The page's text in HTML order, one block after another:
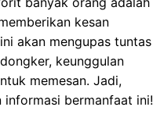
kesan
akan mengupas tuntas
keunggulan
memesan. Jadi,
bermanfaat ini!